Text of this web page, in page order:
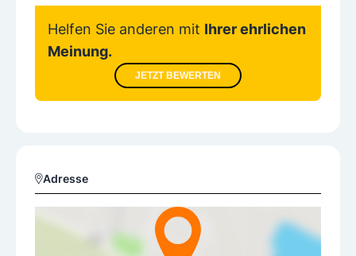
Helfen Sie anderen mit Ihrer ehrlichen
Meinung.
JETZT BEWERTEN
Adresse